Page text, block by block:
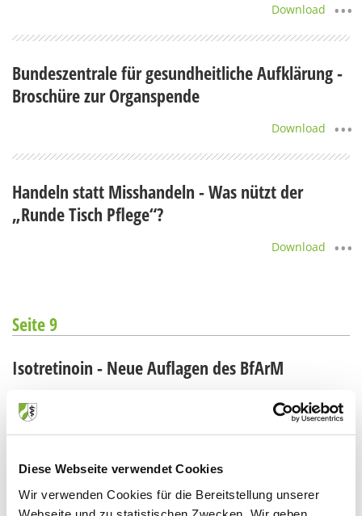
Diese Webseite verwendet Cookies
Wir verwenden Cookies für die Bereitstellung unserer
Download
Bundeszentrale für gesundheitliche Aufklärung -
Broschüre zur Organspende
Download
Handeln statt Misshandeln - Was nützt der
„Runde Tisch Pflege“?
Download
Seite 9
Isotretinoin - Neue Auflagen des BfArM
Download
Ibuprofen - Pseudodemenz/Delir
Download